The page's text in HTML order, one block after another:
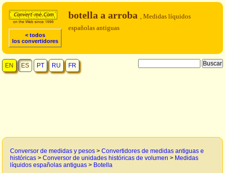
< todos
los convertidores
botella a arroba , Medidas líquidos
españolas antiguas
EN ES PT RU FR
Conversor de medidas y pesos > Convertidores de medidas antiguas e
históricas > Conversor de unidades históricas de volumen > Medidas
líquidos españolas antiguas > Botella